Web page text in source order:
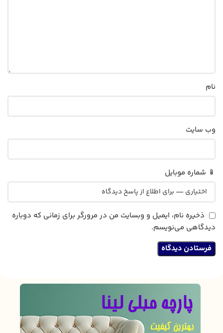
نام
وب‌ سایت
📱 شماره موبایل
ذخیره نام، ایمیل و وبسایت من در مرورگر برای زمانی که دوباره
دیدگاهی می‌نویسم.